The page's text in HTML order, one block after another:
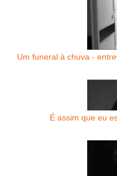
Um funeral à chuva -
É assim que eu